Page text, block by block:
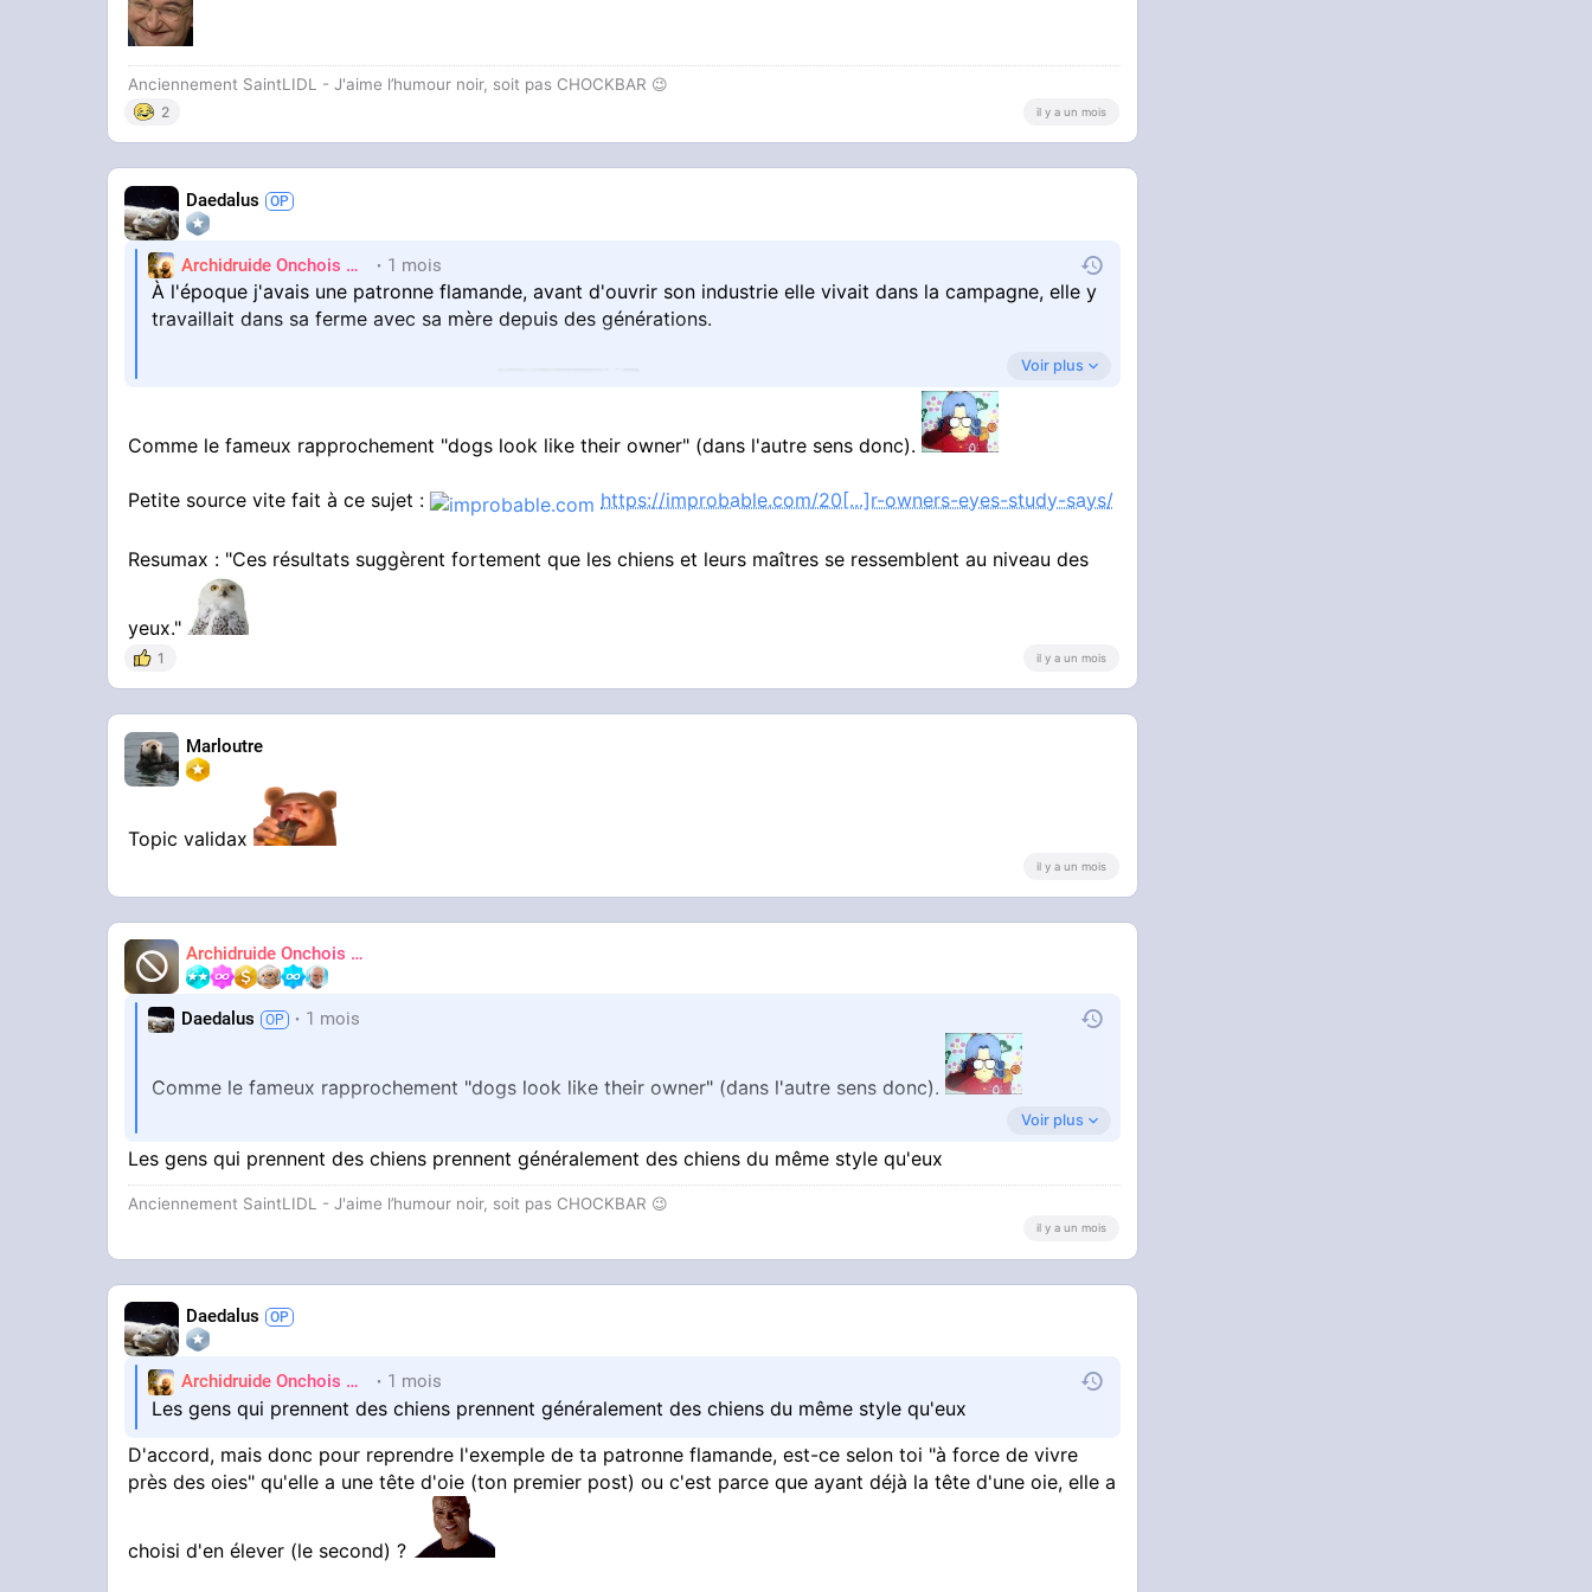
#art #lecture #occultisme
Anciennement SaintLIDL - J'aime l’humour noir, soit pas CHOCKBAR 😉️
2 il y a un mois
Daedalus
Archidruide Onchois
🍀️🌩️🐻️James
1 mois
À l'époque j'avais une patronne flamande, avant d'ouvrir son industrie elle vivait dans la campagne, elle y
travaillait dans sa ferme avec sa mère depuis des générations.
Elle avait littéralement une tête d'oie !
Je pense que les gens à force de vivre près de certains animaux peuvent en avoir de leurs ADN
Voir plus
Comme le fameux rapprochement "dogs look like their owner" (dans l'autre sens donc).
Petite source vite fait à ce sujet : https://improbable.com/20[...]r-owners-eyes-study-says/
Resumax : "Ces résultats suggèrent fortement que les chiens et leurs maîtres se ressemblent au niveau des
yeux."
1 il y a un mois
Marloutre
Topic validax
il y a un mois
Archidruide Onchois
🍀️🌩️🐻️
Daedalus 1 mois
Comme le fameux rapprochement "dogs look like their owner" (dans l'autre sens donc).
https://improbable.com/20[...]r-owners-eyes-study-
says/
Resumax : "Ces résultats suggèrent fortement que les chiens et leurs maîtres se ressemblent au niveau
des yeux."
Voir plus
Les gens qui prennent des chiens prennent généralement des chiens du même style qu'eux
Anciennement SaintLIDL - J'aime l’humour noir, soit pas CHOCKBAR 😉️
il y a un mois
Daedalus
Archidruide Onchois
🍀️🌩️🐻️James
1 mois
Les gens qui prennent des chiens prennent généralement des chiens du même style qu'eux
D'accord, mais donc pour reprendre l'exemple de ta patronne flamande, est-ce selon toi "à force de vivre
près des oies" qu'elle a une tête d'oie (ton premier post) ou c'est parce que ayant déjà la tête d'une oie, elle a
choisi d'en élever (le second) ?